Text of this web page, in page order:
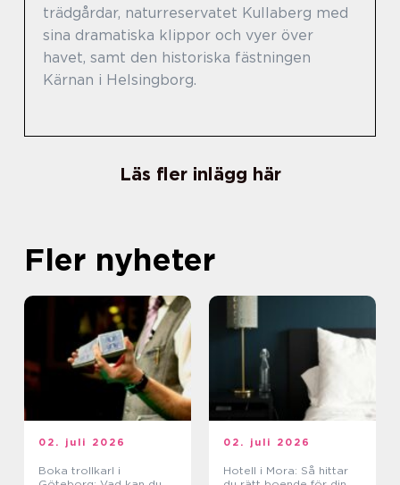
trädgårdar, naturreservatet Kullaberg med
sina dramatiska klippor och vyer över
havet, samt den historiska fästningen
Kärnan i Helsingborg.
Läs fler inlägg här
Fler nyheter
02. juli 2026
Boka trollkarl i
02. juli 2026
Hotell i Mora: Så hittar